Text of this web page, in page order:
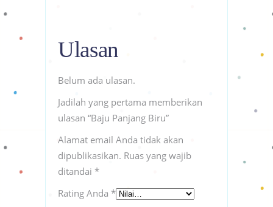
Ulasan
Belum ada ulasan.
Jadilah yang pertama memberikan
ulasan “Baju Panjang Biru”
Alamat email Anda tidak akan
dipublikasikan. Ruas yang wajib
ditandai *
Rating Anda *